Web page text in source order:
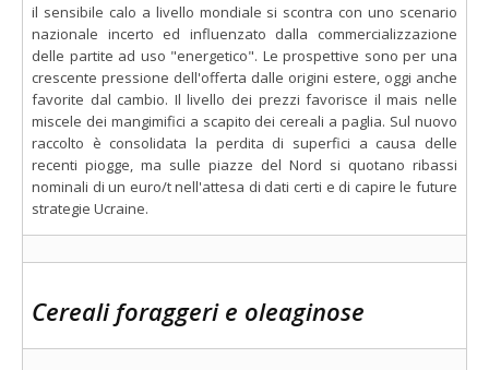
il sensibile calo a livello mondiale si scontra con uno scenario
nazionale incerto ed influenzato dalla commercializzazione
delle partite ad uso "energetico". Le prospettive sono per una
crescente pressione dell'offerta dalle origini estere, oggi anche
favorite dal cambio. Il livello dei prezzi favorisce il mais nelle
miscele dei mangimifici a scapito dei cereali a paglia. Sul nuovo
raccolto è consolidata la perdita di superfici a causa delle
recenti piogge, ma sulle piazze del Nord si quotano ribassi
nominali di un euro/t nell'attesa di dati certi e di capire le future
strategie Ucraine.
Cereali foraggeri e oleaginose